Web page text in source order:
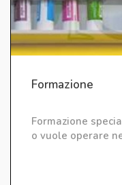
Formazione
Formazione
o vuole operare